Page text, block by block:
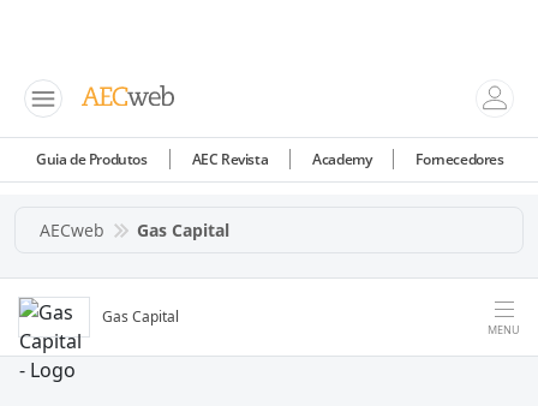
Guia de Produtos AEC Revista Academy Fornecedores
AECweb Gas Capital
Gas Capital
MENU